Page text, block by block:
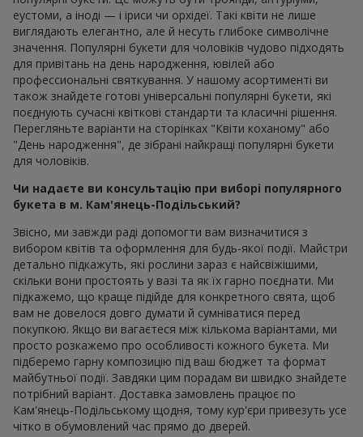
еустоми, а іноді — і іриси чи орхідеї. Такі квіти не лише
виглядають елегантно, але й несуть глибоке символічне
значення. Популярні букети для чоловіків чудово підходять
для привітань на день народження, ювілей або
профессиональні святкування. У нашому асортименті ви
також знайдете готові універсальні популярні букети, які
поєднують сучасні квіткові стандарти та класичні рішення.
Перегляньте варіанти на сторінках "Квіти коханому" або
"День народження", де зібрані найкращі популярні букети
для чоловіків.
Чи надаєте ви консультацію при виборі популярного
букета в м. Кам'янець-Подільський?
Звісно, ми завжди раді допомогти вам визначитися з
вибором квітів та оформлення для будь-якої події. Майстри
детально підкажуть, які рослини зараз є найсвіжішими,
скільки вони простоять у вазі та як їх гарно поєднати. Ми
підкажемо, що краще підійде для конкретного свята, щоб
вам не довелося довго думати й сумніватися перед
покупкою. Якщо ви вагаєтеся між кількома варіантами, ми
просто розкажемо про особливості кожного букета. Ми
підберемо гарну композицію під ваш бюджет та формат
майбутньої події. Завдяки цим порадам ви швидко знайдете
потрібний варіант. Доставка замовлень працює по
Кам'янець-Подільському щодня, тому кур'єри привезуть усе
чітко в обумовлений час прямо до дверей.